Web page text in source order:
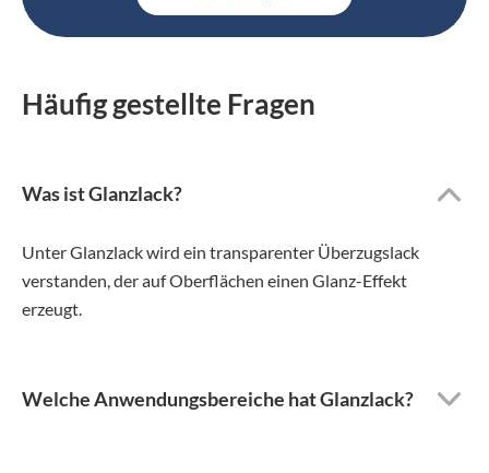
Häufig gestellte Fragen
Was ist Glanzlack?
Unter Glanzlack wird ein transparenter Überzugslack
verstanden, der auf Oberflächen einen Glanz-Effekt
erzeugt.
Welche Anwendungsbereiche hat Glanzlack?